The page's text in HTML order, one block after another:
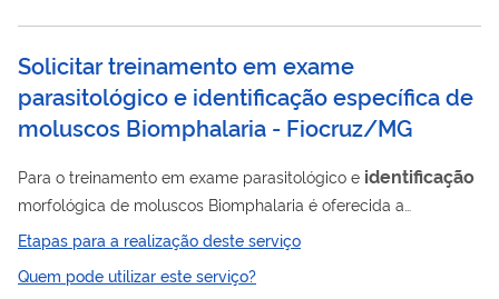
utilizados.
Solicitar treinamento em exame
parasitológico e identificação específica de
moluscos Biomphalaria - Fiocruz/MG
Para o treinamento em exame parasitológico e identificação
morfológica de moluscos Biomphalaria é oferecida a
capacitação técnica para coleta e embalagem de moluscos no
campo, exame parasitológico de moluscos Biomphalaria para
verificação de cercarias de Schistosoma mansoni e
Etapas para a realização deste serviço
Quem pode utilizar este serviço?